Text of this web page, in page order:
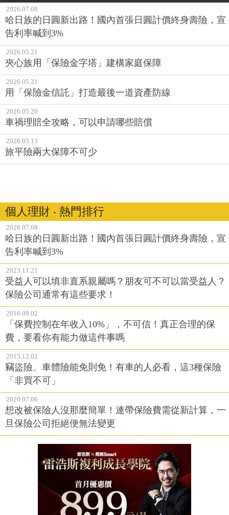
2026.07.08
哈日族的日圓新出路！國內首張日圓計價終身壽險，宣
告利率喊到3%
2026.05.21
夾心族用「保險金字塔」建構家庭保障
2026.05.21
用「保險金信託」打造最後一道資產防線
2026.05.20
車禍理賠全攻略，可以申請哪些賠償
2026.05.13
旅平險兩大保障不可少
個人理財 ‧ 熱門排行
2026.07.08
哈日族的日圓新出路！國內首張日圓計價終身壽險，宣
告利率喊到3%
2023.11.21
受益人可以填非直系親屬嗎？朋友可不可以當受益人？
保險公司通常有這些要求！
2016.09.02
「保費控制在年收入10%」，不可信！真正合理的保
費，要看你有能力做這件事嗎
2015.12.02
竊盜險、車體險能免則免！有車的人必看，這3種保險
「非買不可」
2020.07.06
想改被保險人沒那麼簡單！連帶保險費需從新計算，一
旦保險公司拒絕便無法變更